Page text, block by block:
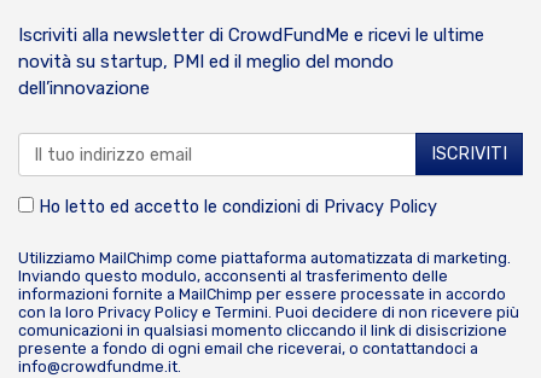
Iscriviti alla newsletter di CrowdFundMe e ricevi le ultime
novità su startup, PMI ed il meglio del mondo
dell’innovazione
Ho letto ed accetto le condizioni di Privacy Policy
Utilizziamo MailChimp come piattaforma automatizzata di marketing.
Inviando questo modulo, acconsenti al trasferimento delle
informazioni fornite a MailChimp per essere processate in accordo
con la loro Privacy Policy e Termini. Puoi decidere di non ricevere più
comunicazioni in qualsiasi momento cliccando il link di disiscrizione
presente a fondo di ogni email che riceverai, o contattandoci a
info@crowdfundme.it.